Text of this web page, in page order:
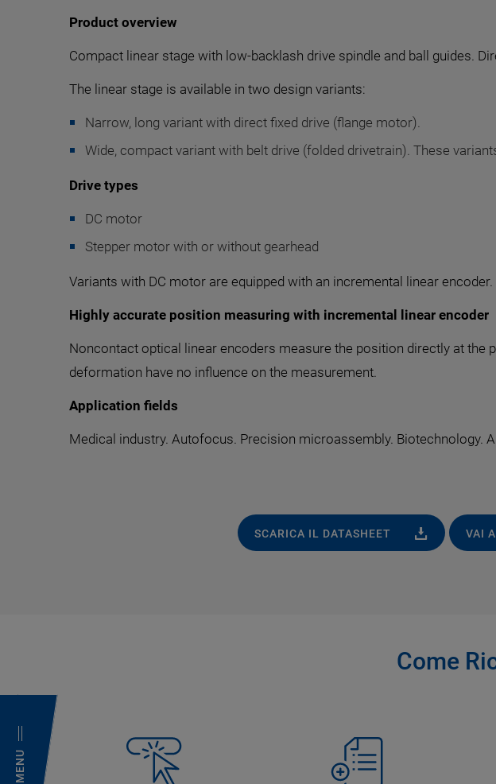
MENU
Product overview
Compact linear stage with low-backlash drive spindle and ball guides.
The linear stage is available in two design variants:
Narrow, long variant with direct fixed drive (flange motor).
Wide, compact variant with belt drive (folded drivetrain). These
Drive types
DC motor
Stepper motor with or without gearhead
Variants with DC motor are equipped with an incremental linear encoder.
Highly accurate position measuring with incremental linear encoder
Noncontact optical linear encoders measure the position directly at
deformation have no influence on the measurement.
Application fields
Medical industry. Autofocus. Precision microassembly. Biotechnology.
SCARICA IL DATASHEET VAI
Come